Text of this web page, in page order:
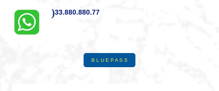
)33.880.880.77
B L U E P A S S